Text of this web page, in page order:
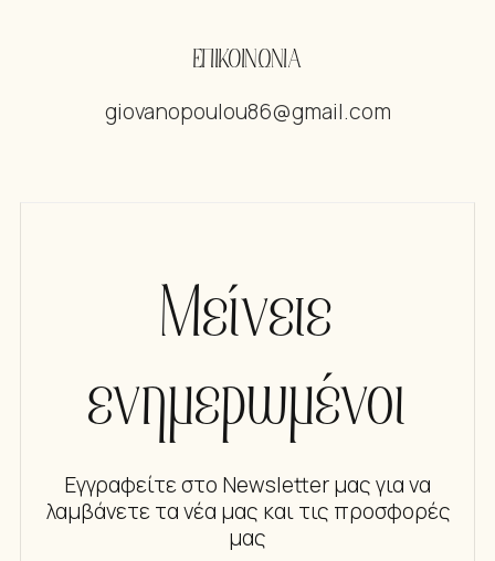
ΕΠΙΚΟΙΝΩΝΙΑ
giovanopoulou86@gmail.com
Μείνετε
ενημερωμένοι
Εγγραφείτε στο Newsletter μας για να
λαμβάνετε τα νέα μας και τις προσφορές
μας